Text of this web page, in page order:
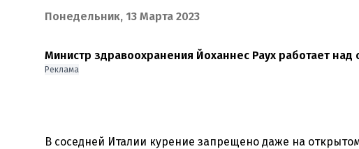
Понедельник, 13 Марта 2023
Министр здравоохранения Йоханнес Раух работает
Реклама
В соседней Италии курение запрещено даже на